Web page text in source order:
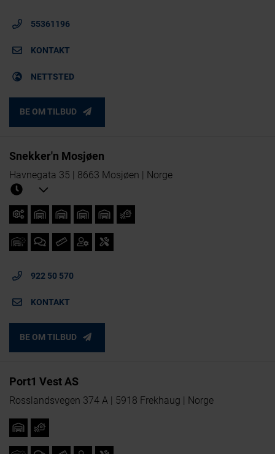
55361196
KONTAKT
NETTSTED
BE OM TILBUD
Snekker'n Mosjøen
Havnegata 35 | 8663 Mosjøen | Norge
922 50 570
KONTAKT
BE OM TILBUD
Port1 Vest AS
Rosslandsvegen 374 A | 5918 Frekhaug | Norge